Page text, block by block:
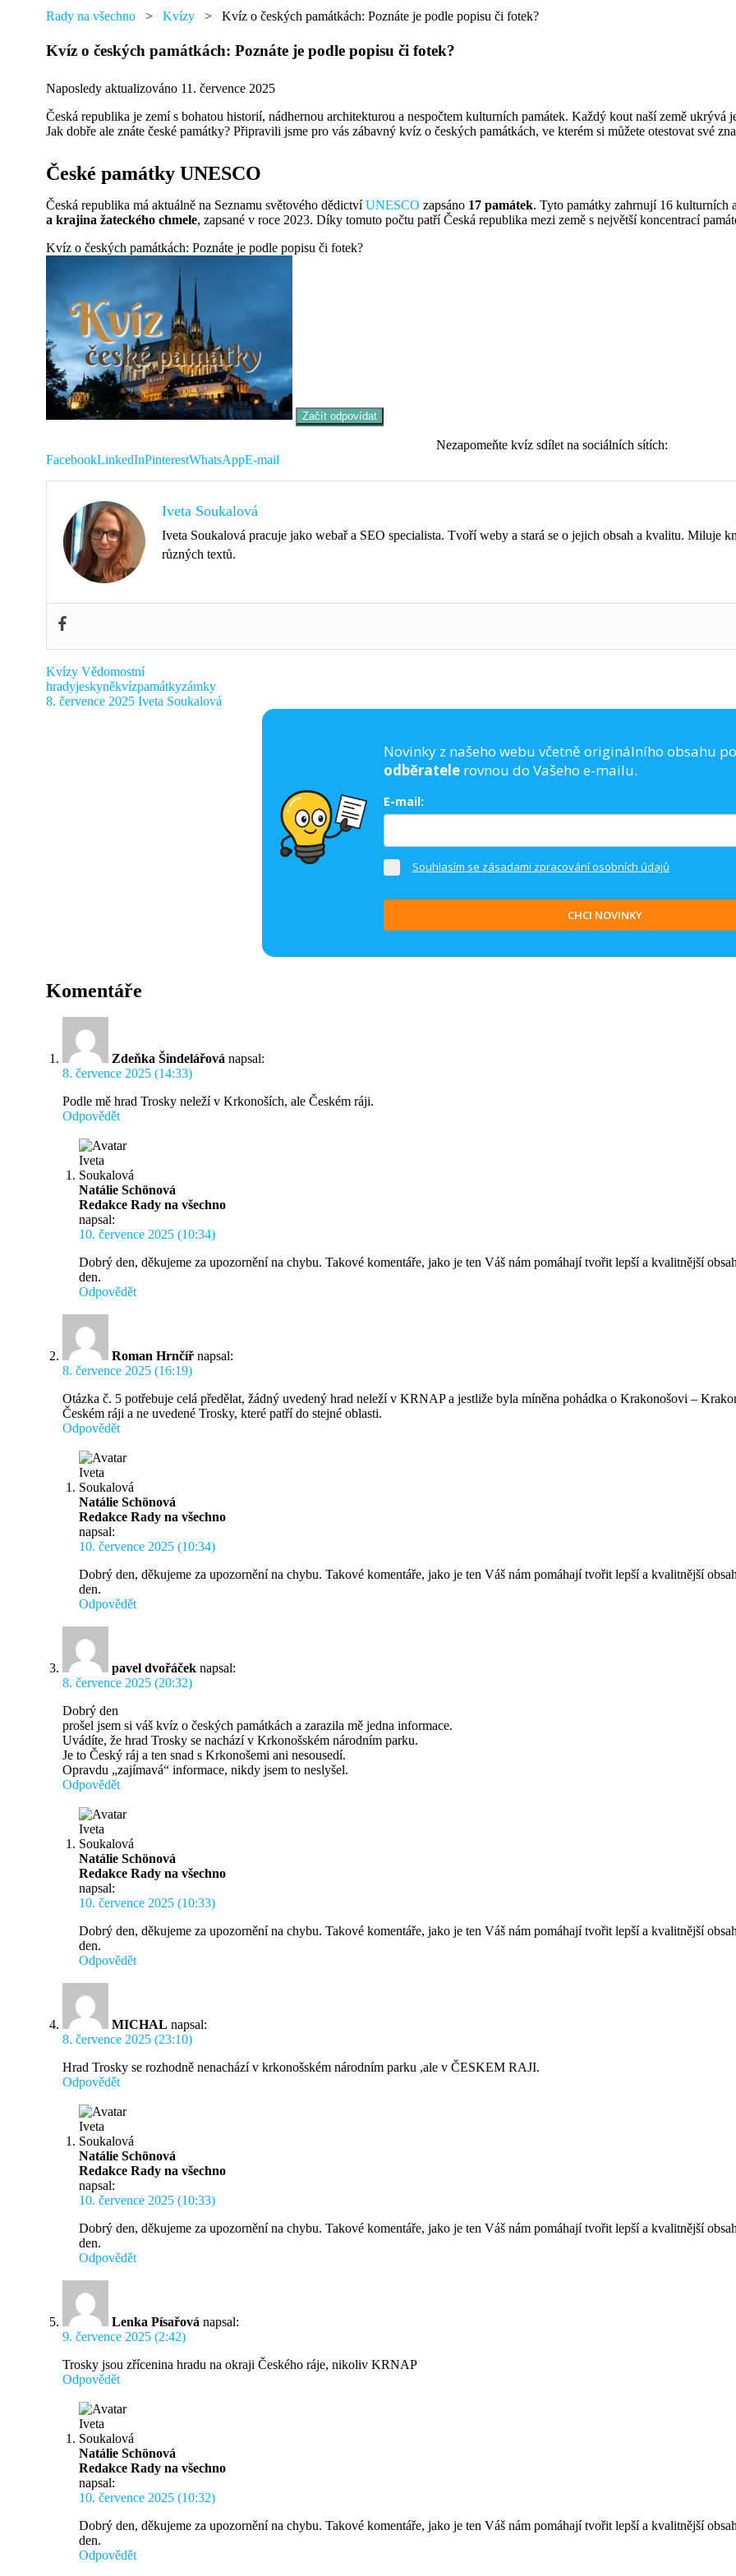
každého
Rady na všechno > Kvízy > Kvíz o českých památkách: Poznáte je podle popisu či fotek?
Kvíz o českých památkách: Poznáte je podle popisu či fotek?
Naposledy aktualizováno 11. července 2025
Česká republika je zemí s bohatou historií, nádhernou architekturou a nespočtem kulturních památek. Každý kout naší země ukrývá
Jak dobře ale znáte české památky? Připravili jsme pro vás zábavný kvíz o českých památkách, ve kterém si můžete otestovat své
České památky UNESCO
​Česká republika má aktuálně na Seznamu světového dědictvíUNESCO zapsáno 17 památek. Tyto památky zahrnují 16
a krajina žateckého chmele, zapsané v roce 2023. Díky tomuto počtu patří Česká republika mezi země s největší koncentrací
Kvíz o českých památkách: Poznáte je podle popisu či fotek?
Začít odpovídat
Nezapomeňte kvíz sdílet na sociálních sítích:
FacebookLinkedInPinterestWhatsAppE-mail
Iveta Soukalová
Iveta Soukalová pracuje jako webař a SEO specialista. Tvoří weby a stará se o jejich obsah a kvalitu. Miluje
různých textů.
Kvízy Vědomostní
hradyjeskyněkvízpamátkyzámky
8. července 2025 Iveta Soukalová
Novinky z našeho webu včetně originálního obsahu
odběratele rovnou do Vašeho e-mailu.
E-mail:
Souhlasím se zásadami zpracování osobních údajů
CHCI NOVINKY
Komentáře
Zdeňka Šindelářová napsal:
8. července 2025 (14:33)
Podle mě hrad Trosky neleží v Krkonoších, ale Českém ráji.
Odpovědět
Natálie Schönová
Redakce Rady na všechno
napsal:
10. července 2025 (10:34)
Dobrý den, děkujeme za upozornění na chybu. Takové komentáře, jako je ten Váš nám pomáhají tvořit lepší a kvalitnější
den.
Odpovědět
Roman Hrnčíř napsal:
8. července 2025 (16:19)
Otázka č. 5 potřebuje celá předělat, žádný uvedený hrad neleží v KRNAP a jestliže byla míněna pohádka o Krakonošovi –
Českém ráji a ne uvedené Trosky, které patří do stejné oblasti.
Odpovědět
Natálie Schönová
Redakce Rady na všechno
napsal:
10. července 2025 (10:34)
Dobrý den, děkujeme za upozornění na chybu. Takové komentáře, jako je ten Váš nám pomáhají tvořit lepší a kvalitnější
den.
Odpovědět
pavel dvořáček napsal:
8. července 2025 (20:32)
Dobrý den
prošel jsem si váš kvíz o českých památkách a zarazila mě jedna informace.
Uvádíte, že hrad Trosky se nachází v Krkonošském národním parku.
Je to Český ráj a ten snad s Krkonošemi ani nesousedí.
Opravdu „zajímavá“ informace, nikdy jsem to neslyšel.
Odpovědět
Natálie Schönová
Redakce Rady na všechno
napsal:
10. července 2025 (10:33)
Dobrý den, děkujeme za upozornění na chybu. Takové komentáře, jako je ten Váš nám pomáhají tvořit lepší a kvalitnější
den.
Odpovědět
MICHAL napsal:
8. července 2025 (23:10)
Hrad Trosky se rozhodně nenachází v krkonošském národním parku ,ale v ČESKEM RAJI.
Odpovědět
Natálie Schönová
Redakce Rady na všechno
napsal:
10. července 2025 (10:33)
Dobrý den, děkujeme za upozornění na chybu. Takové komentáře, jako je ten Váš nám pomáhají tvořit lepší a kvalitnější
den.
Odpovědět
Lenka Písařová napsal:
9. července 2025 (2:42)
Trosky jsou zřícenina hradu na okraji Českého ráje, nikoliv KRNAP
Odpovědět
Natálie Schönová
Redakce Rady na všechno
napsal:
10. července 2025 (10:32)
Dobrý den, děkujeme za upozornění na chybu. Takové komentáře, jako je ten Váš nám pomáhají tvořit lepší a kvalitnější
den.
Odpovědět